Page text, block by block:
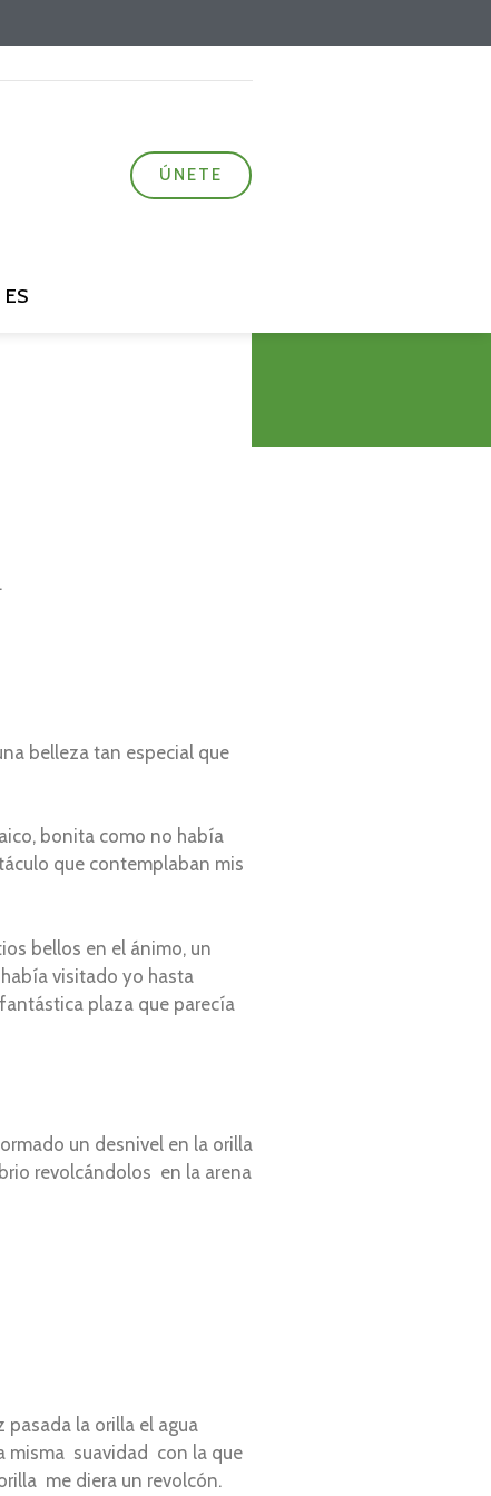
ÚNETE
ES
belleza tan especial que
bonita como no había
que contemplaban mis
bellos en el ánimo, un
visitado yo hasta
plaza que parecía
un desnivel en la orilla
revolcándolos en la arena
pasada la orilla el agua
misma suavidad con la que
me diera un revolcón.